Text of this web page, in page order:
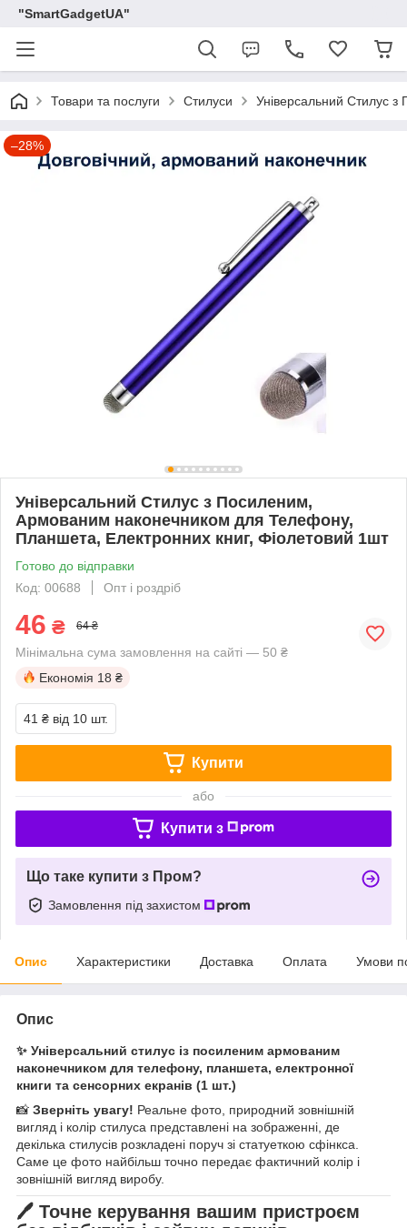
"SmartGadgetUA"
Товари та послуги Стилуси Універсальний Стилус
–28%
Універсальний Стилус з Посиленим,
Армованим наконечником для Телефону,
Планшета, Електронних книг, Фіолетовий 1шт
Готово до відправки
Код: 00688
Опт і роздріб
46 ₴ 64 ₴
Мінімальна сума замовлення на сайті — 50 ₴
Економія 18 ₴
41 ₴ від 10 шт.
Купити
або
Купити з
Що таке купити з Пром?
Замовлення під захистом
Опис Характеристики Доставка Оплата Умови
Опис
✨ Універсальний стилус із посиленим армованим
наконечником для телефону, планшета, електронної
книги та сенсорних екранів (1 шт.)
📸 Зверніть увагу! Реальне фото, природний зовнішній
вигляд і колір стилуса представлені на зображенні, де
декілька стилусів розкладені поруч зі статуеткою сфінкса.
Саме це фото найбільш точно передає фактичний колір і
зовнішній вигляд виробу.
🖊 Точне керування вашим пристроєм